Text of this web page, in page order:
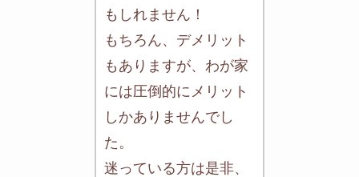
もしれません！
もちろん、デメリット
もありますが、わが家
には圧倒的にメリット
しかありませんでし
た。
迷っている方は是非、